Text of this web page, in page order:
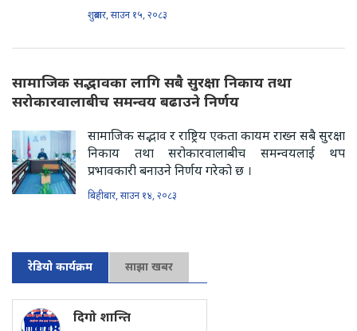
शुक्रबार, साउन १५, २०८३
सामाजिक सद्भावका लागि सबै सुरक्षा निकाय तथा
सरोकारवालाबीच समन्वय बढाउने निर्णय
सामाजिक सद्भाव र राष्ट्रिय एकता कायम राख्न सबै सुरक्षा
निकाय तथा सरोकारवालाबीच समन्वयलाई थप
प्रभावकारी बनाउने निर्णय गरेको छ ।
बिहीबार, साउन १४, २०८३
रेडियो कार्यक्रम साझा खबर
दिगो शान्ति